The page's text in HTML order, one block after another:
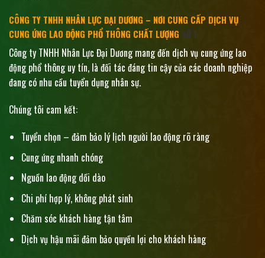
CÔNG TY TNHH NHÂN LỰC ĐẠI DƯƠNG – NƠI CUNG CẤP DỊCH VỤ
CUNG ỨNG LAO ĐỘNG PHỔ THÔNG CHẤT LƯỢNG SỐ 1
Công ty TNHH Nhân Lực Đại Dương mang đến dịch vụ cung ứng lao
động phổ thông uy tín, là đối tác đáng tin cậy của các doanh nghiệp
đang có nhu cầu tuyển dụng nhân sự.
Chúng tôi cam kết:
Tuyển chọn – đảm bảo lý lịch người lao động rõ ràng
Cung ứng nhanh chóng
Nguồn lao động dồi dào
Chi phí hợp lý, không phát sinh
Chăm sóc khách hàng tận tâm
Dịch vụ hậu mãi đảm bảo quyền lợi cho khách hàng